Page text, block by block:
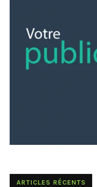
ARTICLES RÉCENTS